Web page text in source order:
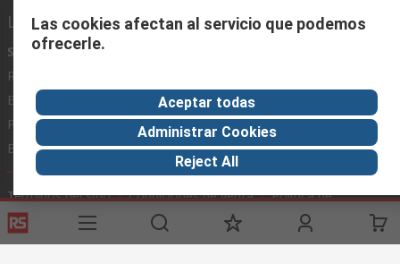
Links de ayuda
Servicios
Registrarse
Entrega
Pago
Exportar
En el mundo
Grupo corporativo
ESG
Fabricación
Términos del sitio Condiciones de venta
Política de
privacidad
Cookie Policy
Las cookies afectan al servicio que podemos
ofrecerle.
Aceptar todas
Administrar Cookies
Reject All